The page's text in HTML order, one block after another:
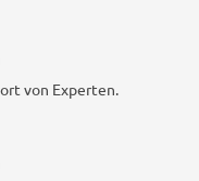
von Experten.